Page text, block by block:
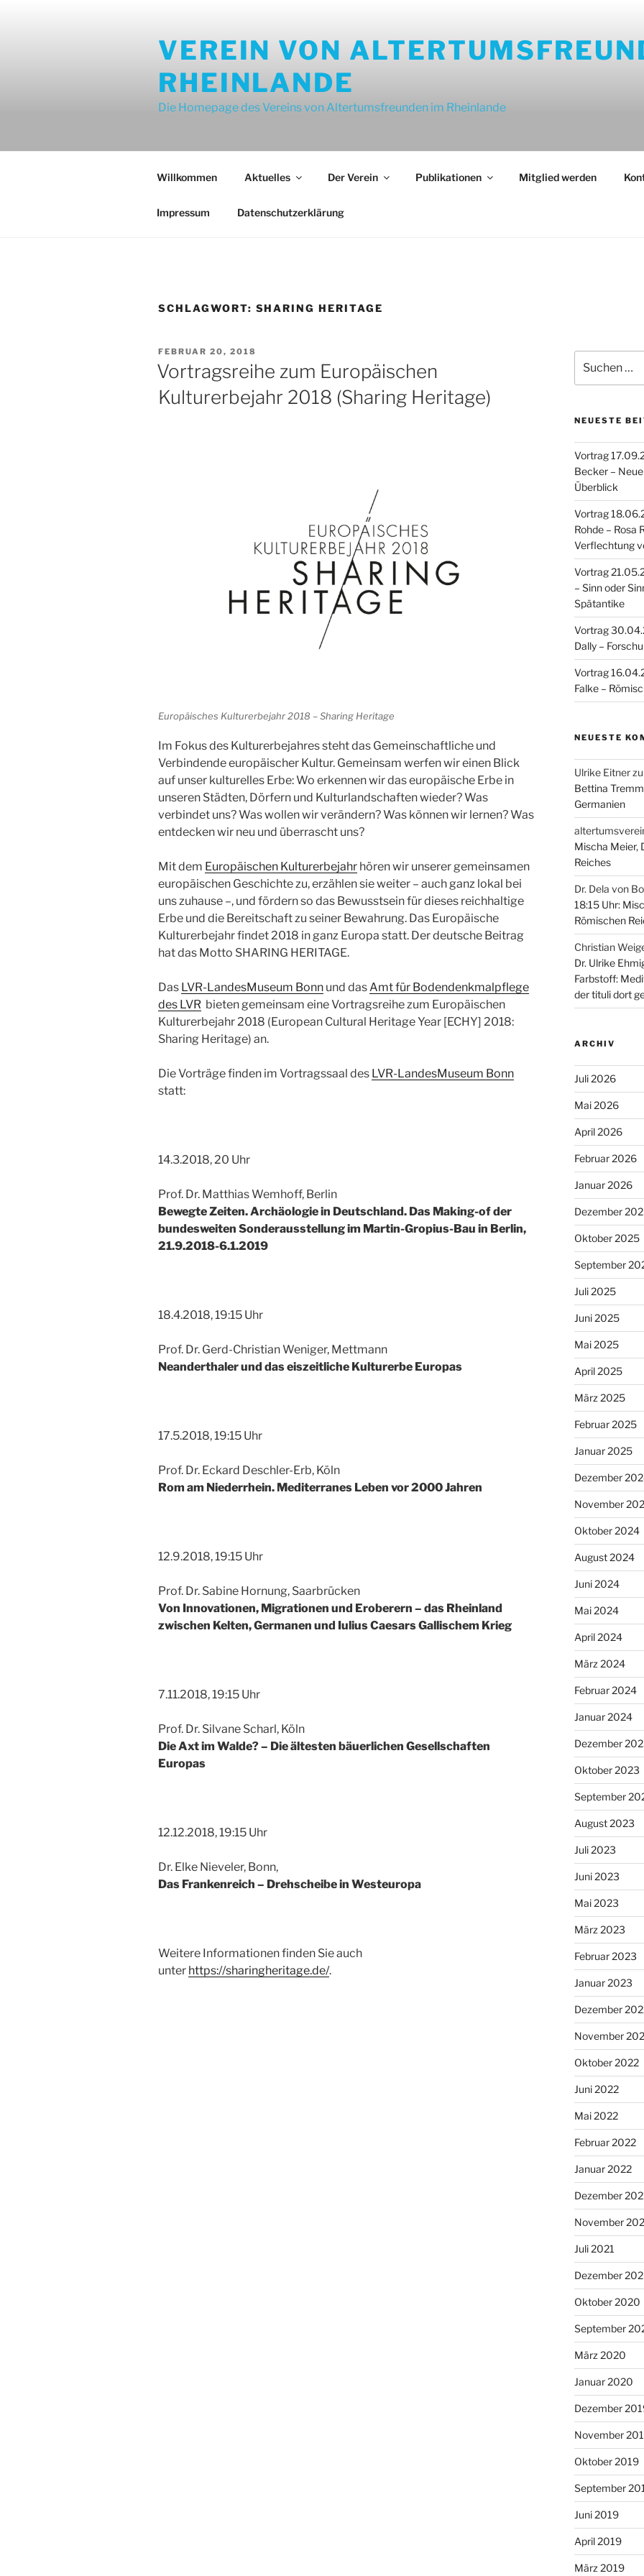
VEREIN VON
RHEINLANDE
Die Homepage des Vereins von Altertumsfreunden im Rheinlande
Willkommen Aktuelles Der Verein Publikationen Mitglied werden
Impressum Datenschutzerklärung
SCHLAGWORT: SHARING HERITAGE
VERÖFFENTLICHT
AM
FEBRUAR 20, 2018
Vortragsreihe zum Europäischen
Kulturerbejahr 2018 (Sharing Heritage)
Europäisches Kulturerbejahr 2018 – Sharing Heritage
Im Fokus des Kulturerbejahres steht das Gemeinschaftliche und
Verbindende europäischer Kultur. Gemeinsam werfen wir einen Blick
auf unser kulturelles Erbe: Wo erkennen wir das europäische Erbe in
unseren Städten, Dörfern und Kulturlandschaften wieder? Was
verbindet uns? Was wollen wir verändern? Was können wir lernen? Was
entdecken wir neu und überrascht uns?
Mit dem Europäischen Kulturerbejahr hören wir unserer gemeinsamen
europäischen Geschichte zu, erzählen sie weiter – auch ganz lokal bei
uns zuhause –, und fördern so das Bewusstsein für dieses reichhaltige
Erbe und die Bereitschaft zu seiner Bewahrung. Das Europäische
Kulturerbejahr findet 2018 in ganz Europa statt. Der deutsche Beitrag
hat das Motto SHARING HERITAGE.
Das LVR-LandesMuseum Bonn und das Amt für Bodendenkmalpflege
des LVR bieten gemeinsam eine Vortragsreihe zum Europäischen
Kulturerbejahr 2018 (European Cultural Heritage Year [ECHY] 2018:
Sharing Heritage) an.
Die Vorträge finden im Vortragssaal des LVR-LandesMuseum Bonn
statt:
14.3.2018, 20 Uhr
Prof. Dr. Matthias Wemhoff, Berlin
Bewegte Zeiten. Archäologie in Deutschland. Das Making-of der
bundesweiten Sonderausstellung im Martin-Gropius-Bau in Berlin,
21.9.2018-6.1.2019
18.4.2018, 19:15 Uhr
Prof. Dr. Gerd-Christian Weniger, Mettmann
Neanderthaler und das eiszeitliche Kulturerbe Europas
17.5.2018, 19:15 Uhr
Prof. Dr. Eckard Deschler-Erb, Köln
Rom am Niederrhein. Mediterranes Leben vor 2000 Jahren
12.9.2018, 19:15 Uhr
Prof. Dr. Sabine Hornung, Saarbrücken
Von Innovationen, Migrationen und Eroberern – das Rheinland
zwischen Kelten, Germanen und Iulius Caesars Gallischem Krieg
7.11.2018, 19:15 Uhr
Prof. Dr. Silvane Scharl, Köln
Die Axt im Walde? – Die ältesten bäuerlichen Gesellschaften
Europas
12.12.2018, 19:15 Uhr
Dr. Elke Nieveler, Bonn,
Das Frankenreich – Drehscheibe in Westeuropa
Weitere Informationen finden Sie auch
unter https://sharingheritage.de/.
nach:
NEUESTE
Vortrag
Becker –
Überblick
Vortrag
Rohde – Rosa
Verflechtung
Vortrag
– Sinn oder
Spätantike
Vortrag
Dally –
Vortrag
Falke –
NEUESTE
Ulrike Eitner
Bettina
Germanien
Mischa Meier,
Reiches
Dr. Dela von
18:15 Uhr:
Römischen
Christian
Dr. Ulrike
Farbstoff:
der tituli dort
ARCHIV
Juli 2026
Mai 2026
April 2026
Februar 2026
Januar 2026
Dezember
Oktober 2025
September
Juli 2025
Juni 2025
Mai 2025
April 2025
März 2025
Februar 2025
Januar 2025
Dezember
November
Oktober 2024
August 2024
Juni 2024
Mai 2024
April 2024
März 2024
Februar 2024
Januar 2024
Dezember
Oktober 2023
September
August 2023
Juli 2023
Juni 2023
Mai 2023
März 2023
Februar 2023
Januar 2023
Dezember
November
Oktober 2022
Juni 2022
Mai 2022
Februar 2022
Januar 2022
Dezember
November
Juli 2021
Dezember
Oktober 2020
September
März 2020
Januar 2020
Dezember
November
Oktober 2019
September
Juni 2019
April 2019
März 2019